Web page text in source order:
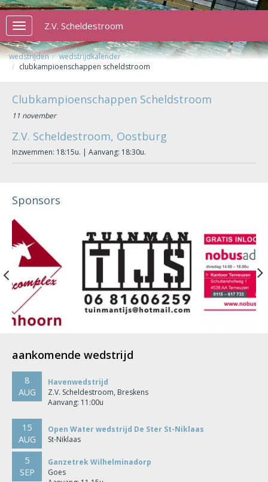
Toggle
navigation
Z.V. Scheldestroom
wedstrijden
wedstrijdkalender
clubkampioenschappen scheldstroom
Clubkampioenschappen Scheldstroom
11 november
Z.V. Scheldestroom, Oostburg
Inzwemmen: 18:15u. | Aanvang: 18:30u.
Sponsors
Previous
aankomende wedstrijd
8
AUG
Havenwedstrijd
Z.V. Scheldestroom, Breskens
Aanvang: 11:00u
15
AUG
Open Water wedstrijd De Ster St-Niklaas
St-Niklaas
5
SEP
Ganzetrek Wilhelminadorp
Goes